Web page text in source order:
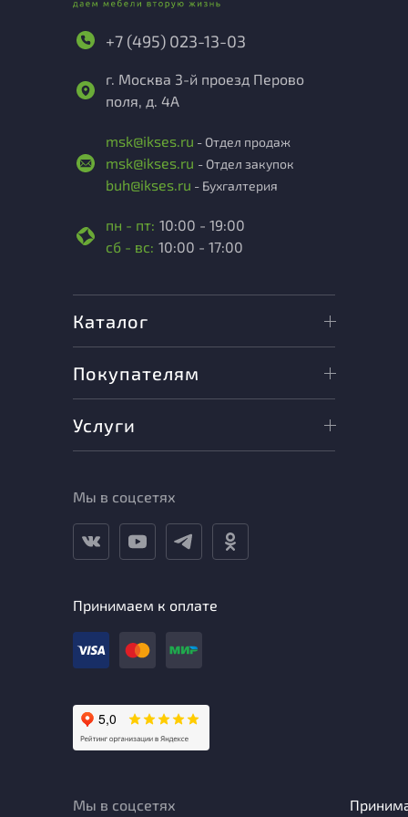
+7 (495) 023-13-03
г. Москва 3-й проезд Перово
поля, д. 4А
msk@ikses.ru - Отдел продаж
msk@ikses.ru - Отдел закупок
buh@ikses.ru - Бухгалтерия
пн - пт: 10:00 - 19:00
сб - вс: 10:00 - 17:00
Каталог
Покупателям
Услуги
Мы в соцсетях
Принимаем к оплате
Мы в соцсетях